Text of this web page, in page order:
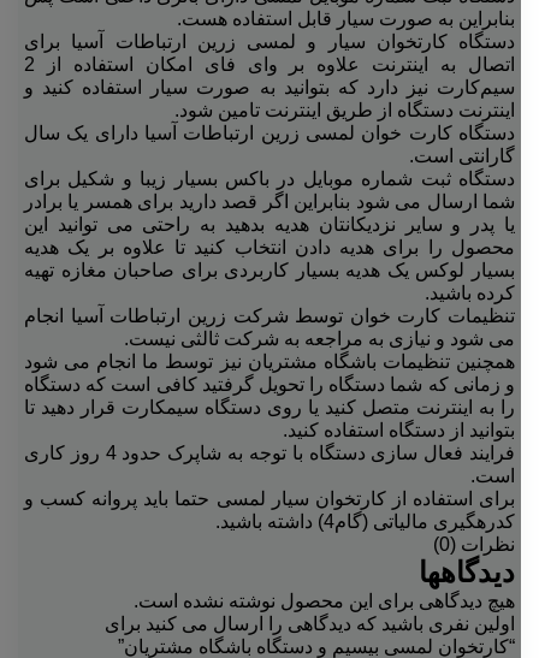
بنابراین به صورت سیار قابل استفاده هست.
دستگاه کارتخوان سیار و لمسی زرین ارتباطات آسیا برای
اتصال به اینترنت علاوه بر وای فای امکان استفاده از 2
سیم‌کارت نیز دارد که بتوانید به صورت سیار استفاده کنید و
اینترنت دستگاه از طریق اینترنت تامین شود.
دستگاه کارت خوان لمسی زرین ارتباطات آسیا دارای یک سال
گارانتی است.
دستگاه ثبت شماره موبایل در باکس بسیار زیبا و شکیل برای
شما ارسال می شود بنابراین اگر قصد دارید برای همسر یا برادر
یا پدر و سایر نزدیکانتان هدیه بدهید به راحتی می توانید این
محصول را برای هدیه دادن انتخاب کنید تا علاوه بر یک هدیه
بسیار لوکس یک هدیه بسیار کاربردی برای صاحبان مغازه تهیه
کرده باشید.
تنظیمات کارت خوان توسط شرکت زرین ارتباطات آسیا انجام
می شود و نیازی به مراجعه به شرکت ثالثی نیست.
همچنین تنظیمات باشگاه مشتریان نیز توسط ما انجام می شود
و زمانی که شما دستگاه را تحویل گرفتید کافی است که دستگاه
را به اینترنت متصل کنید یا روی دستگاه سیمکارت قرار دهید تا
بتوانید از دستگاه استفاده کنید.
فرایند فعال سازی دستگاه با توجه به شاپرک حدود 4 روز کاری
است.
برای استفاده از کارتخوان سیار لمسی حتما باید پروانه کسب و
کدرهگیری مالیاتی (گام4) داشته باشید.
نظرات (0)
دیدگاهها
هیچ دیدگاهی برای این محصول نوشته نشده است.
اولین نفری باشید که دیدگاهی را ارسال می کنید برای
“کارتخوان لمسی بیسیم و دستگاه باشگاه مشتریان”